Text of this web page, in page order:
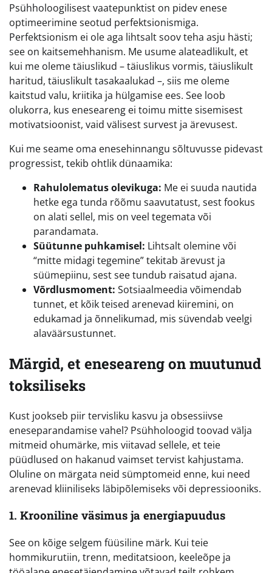
Psühholoogilisest vaatepunktist on pidev enese
optimeerimine seotud perfektsionismiga.
Perfektsionism ei ole aga lihtsalt soov teha asju hästi;
see on kaitsemehhanism. Me usume alateadlikult, et
kui me oleme täiuslikud – täiuslikus vormis, täiuslikult
haritud, täiuslikult tasakaalukad –, siis me oleme
kaitstud valu, kriitika ja hülgamise ees. See loob
olukorra, kus eneseareng ei toimu mitte sisemisest
motivatsioonist, vaid välisest survest ja ärevusest.
Kui me seame oma enesehinnangu sõltuvusse pidevast
progressist, tekib ohtlik dünaamika:
Rahulolematus olevikuga: Me ei suuda nautida
hetke ega tunda rõõmu saavutatust, sest fookus
on alati sellel, mis on veel tegemata või
parandamata.
Süütunne puhkamisel: Lihtsalt olemine või
“mitte midagi tegemine” tekitab ärevust ja
süümepiinu, sest see tundub raisatud ajana.
Võrdlusmoment: Sotsiaalmeedia võimendab
tunnet, et kõik teised arenevad kiiremini, on
edukamad ja õnnelikumad, mis süvendab veelgi
alaväärsustunnet.
Märgid, et eneseareng on muutunud
toksiliseks
Kust jookseb piir tervisliku kasvu ja obsessiivse
eneseparandamise vahel? Psühholoogid toovad välja
mitmeid ohumärke, mis viitavad sellele, et teie
püüdlused on hakanud vaimset tervist kahjustama.
Oluline on märgata neid sümptomeid enne, kui need
arenevad kliiniliseks läbipõlemiseks või depressiooniks.
1. Krooniline väsimus ja energiapuudus
See on kõige selgem füüsiline märk. Kui teie
hommikurutiin, trenn, meditatsioon, keeleõpe ja